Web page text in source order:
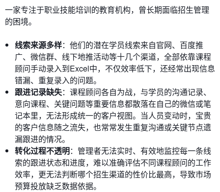
一家专注于职业技能培训的教育机构，曾长期面临招生管理
的困境。
线索来源多样：他们的潜在学员线索来自官网、百度推
广、微信群、线下地推活动等十几个渠道，全部依靠课程
顾问手动录入到Excel中，不仅效率低下，还经常出现信息
错漏、重复录入的问题。
跟进记录缺失：课程顾问各自为战，与学员的沟通记录、
意向课程、关键问题等重要信息都散落在自己的微信或笔
记本里，无法形成统一的客户视图。当人员变动时，宝贵
的客户信息随之流失，也常常发生重复沟通或关键节点遗
漏跟进的情况。
转化过程不透明：管理者无法实时、有效地监控每一条线
索的跟进状态和进度，难以准确评估不同课程顾问的工作
效率，更无法判断哪个招生渠道的性价比最高，导致市场
预算投放缺乏数据依据。